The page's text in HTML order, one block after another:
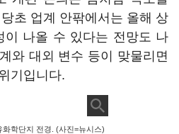
초 업계 안팎에서는 올해 상
이 나올 수 있다는 전망도 나
와 대외 변수 등이 맞물리면
기입니다.
학단지 전경. (사진=뉴시스)